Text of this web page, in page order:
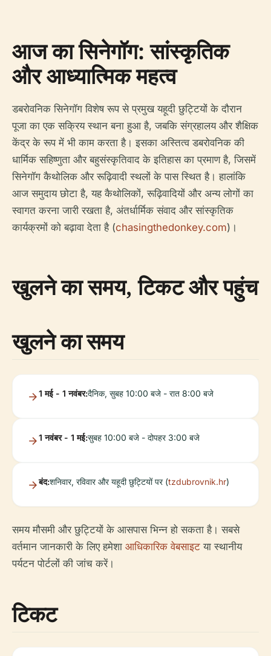
आज का सिनेगॉग: सांस्कृतिक
और आध्यात्मिक महत्व
डबरोवनिक सिनेगॉग विशेष रूप से प्रमुख यहूदी छुट्टियों के दौरान
पूजा का एक सक्रिय स्थान बना हुआ है, जबकि संग्रहालय और शैक्षिक
केंद्र के रूप में भी काम करता है। इसका अस्तित्व डबरोवनिक की
धार्मिक सहिष्णुता और बहुसंस्कृतिवाद के इतिहास का प्रमाण है, जिसमें
सिनेगॉग कैथोलिक और रूढ़िवादी स्थलों के पास स्थित है। हालांकि
आज समुदाय छोटा है, यह कैथोलिकों, रूढ़िवादियों और अन्य लोगों का
स्वागत करना जारी रखता है, अंतर्धार्मिक संवाद और सांस्कृतिक
कार्यक्रमों को बढ़ावा देता है (chasingthedonkey.com)।
खुलने का समय, टिकट और पहुंच
खुलने का समय
1 मई - 1 नवंबर:दैनिक, सुबह 10:00 बजे - रात 8:00 बजे
1 नवंबर - 1 मई:सुबह 10:00 बजे - दोपहर 3:00 बजे
बंद:शनिवार, रविवार और यहूदी छुट्टियों पर (tzdubrovnik.hr)
समय मौसमी और छुट्टियों के आसपास भिन्न हो सकता है। सबसे
वर्तमान जानकारी के लिए हमेशा आधिकारिक वेबसाइट या स्थानीय
पर्यटन पोर्टलों की जांच करें।
टिकट